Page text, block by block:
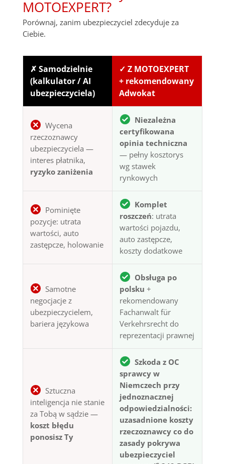
MOTOEXPERT?
Porównaj, zanim ubezpieczyciel zdecyduje za
Ciebie.
✗ Samodzielnie
(kalkulator / AI
ubezpieczyciela)
✓ Z MOTOEXPERT
+ rekomendowany
Adwokat
Wycena
rzeczoznawcy
ubezpieczyciela —
interes płatnika,
ryzyko zaniżenia
Niezależna
certyfikowana
opinia techniczna
— pełny kosztorys
wg stawek
rynkowych
Pominięte
pozycje: utrata
wartości, auto
zastępcze, holowanie
Komplet
roszczeń: utrata
wartości pojazdu,
auto zastępcze,
koszty dodatkowe
Samotne
negocjacje z
ubezpieczycielem,
bariera językowa
Obsługa po
polsku +
rekomendowany
Fachanwalt für
Verkehrsrecht do
reprezentacji prawnej
Sztuczna
inteligencja nie stanie
za Tobą w sądzie —
koszt błędu
ponosisz Ty
Szkoda z OC
sprawcy w
Niemczech przy
jednoznacznej
odpowiedzialności:
uzasadnione koszty
rzeczoznawcy co do
zasady pokrywa
ubezpieczyciel